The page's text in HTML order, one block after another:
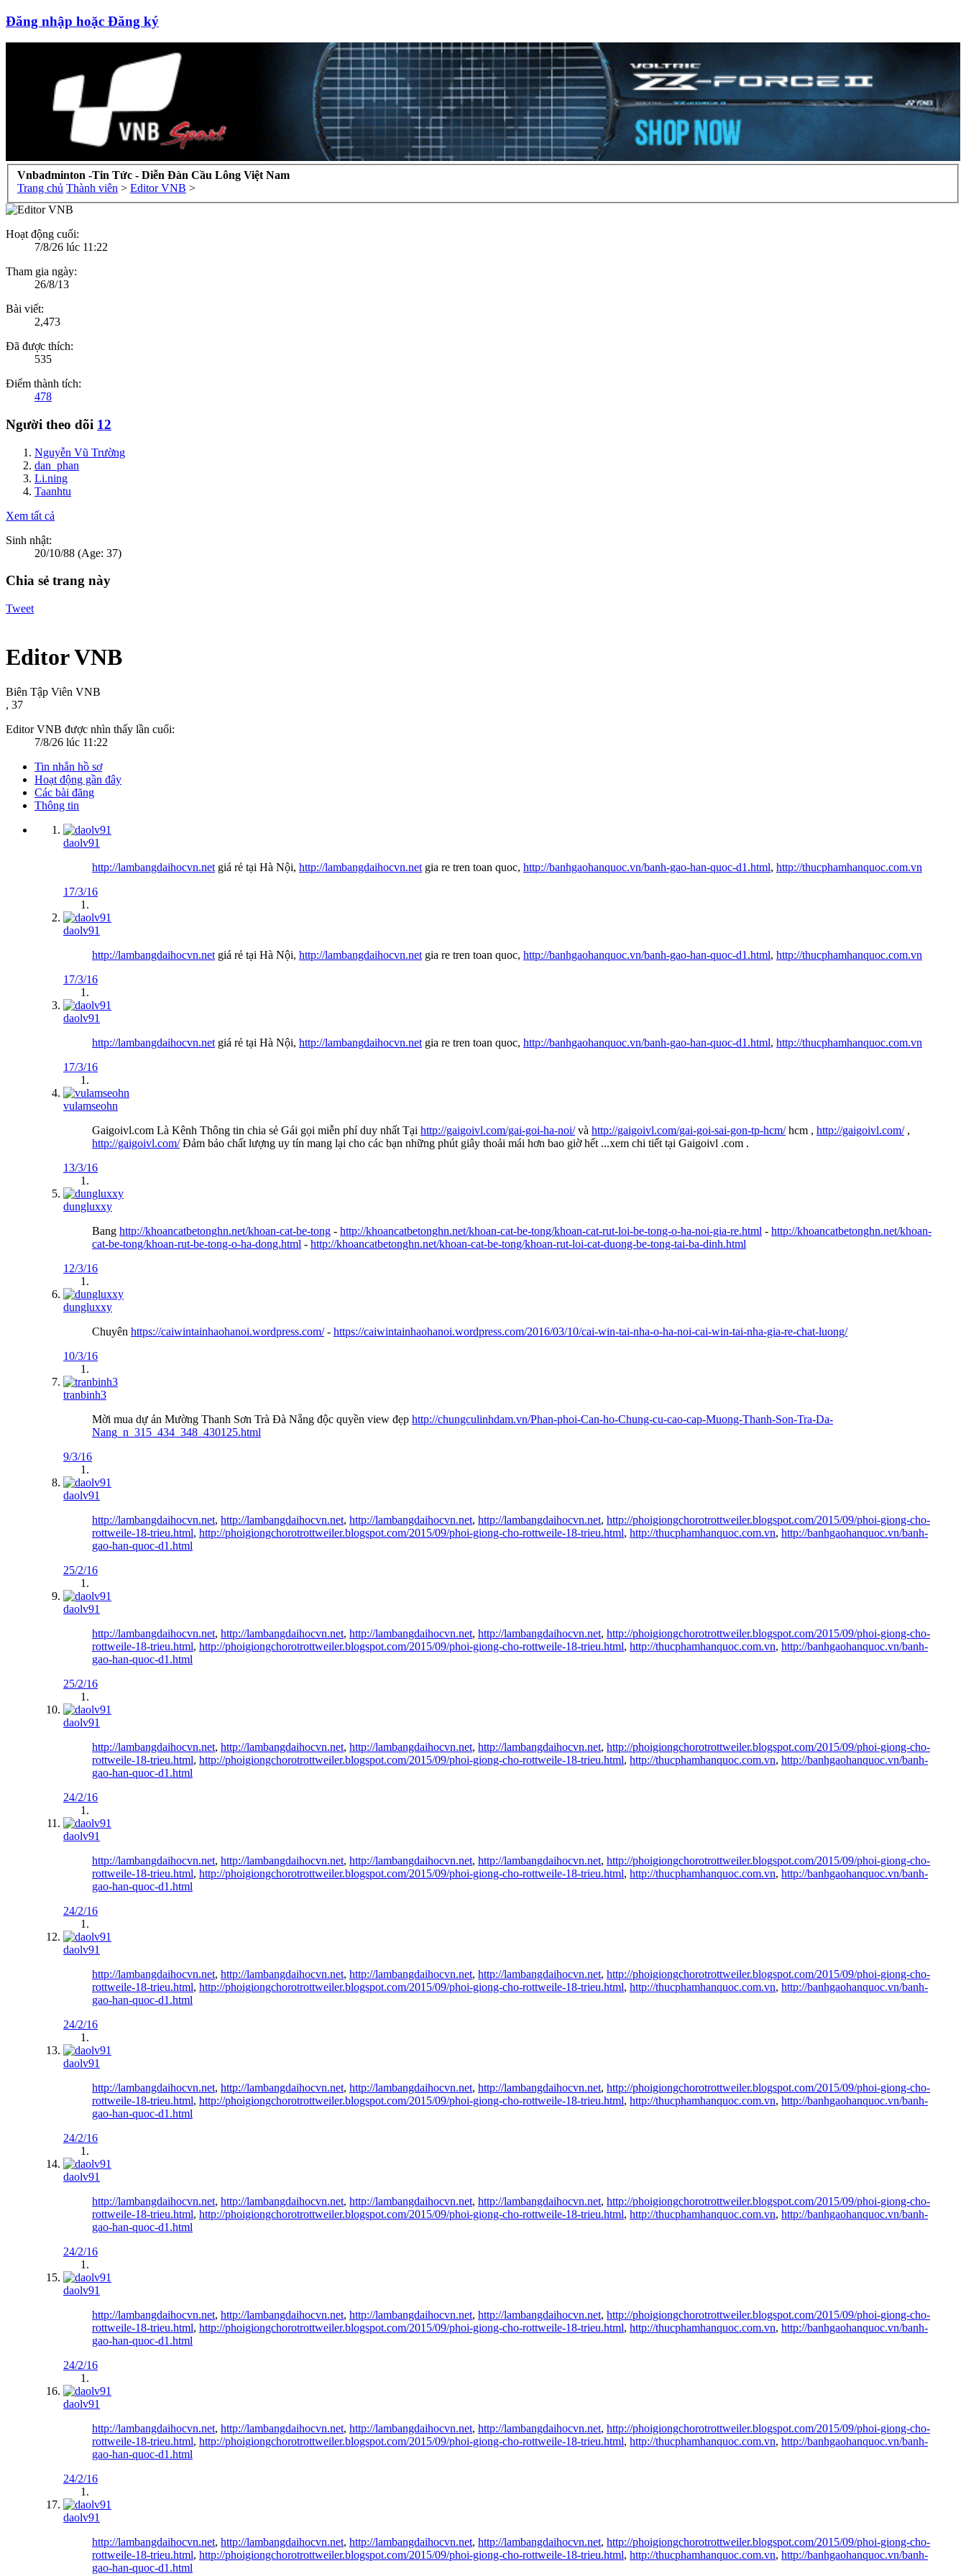
Đăng nhập hoặc Đăng ký
Vnbadminton -Tin Tức - Diễn Đàn Cầu Lông Việt Nam
Trang chủ Thành viên > Editor VNB >
Hoạt động cuối:
7/8/26 lúc 11:22
Tham gia ngày:
26/8/13
Bài viết:
2,473
Đã được thích:
535
Điểm thành tích:
478
Người theo dõi 12
Nguyễn Vũ Trường
dan_phan
Li.ning
Taanhtu
Xem tất cả
Sinh nhật:
20/10/88 (Age: 37)
Chia sẻ trang này
Tweet
Editor VNB
Biên Tập Viên VNB
, 37
Editor VNB được nhìn thấy lần cuối:
7/8/26 lúc 11:22
Tin nhắn hồ sơ
Hoạt động gần đây
Các bài đăng
Thông tin
daolv91
http://lambangdaihocvn.net giá rẻ tại Hà Nội, http://lambangdaihocvn.net gia re tren toan quoc, http://banhgaohanquoc.vn/banh-gao-han-quoc-d1.html, http://thucphamhanquoc.com.vn
17/3/16
daolv91
http://lambangdaihocvn.net giá rẻ tại Hà Nội, http://lambangdaihocvn.net gia re tren toan quoc, http://banhgaohanquoc.vn/banh-gao-han-quoc-d1.html, http://thucphamhanquoc.com.vn
17/3/16
daolv91
http://lambangdaihocvn.net giá rẻ tại Hà Nội, http://lambangdaihocvn.net gia re tren toan quoc, http://banhgaohanquoc.vn/banh-gao-han-quoc-d1.html, http://thucphamhanquoc.com.vn
17/3/16
vulamseohn
Gaigoivl.com Là Kênh Thông tin chia sẻ Gái gọi miễn phí duy nhất Tại http://gaigoivl.com/gai-goi-ha-noi/và http://gaigoivl.com/gai-goi-sai-gon-tp-hcm/hcm , http://gaigoivl.com/,
http://gaigoivl.com/Đảm bảo chất lượng uy tín mang lại cho các bạn những phút giây thoải mái hơn bao giờ hết ...xem chi tiết tại Gaigoivl .com .
13/3/16
dungluxxy
Bang http://khoancatbetonghn.net/khoan-cat-be-tong - http://khoancatbetonghn.net/khoan-cat-be-tong/khoan-cat-rut-loi-be-tong-o-ha-noi-gia-re.html - http://khoancatbetonghn.net/khoan-
cat-be-tong/khoan-rut-be-tong-o-ha-dong.html - http://khoancatbetonghn.net/khoan-cat-be-tong/khoan-rut-loi-cat-duong-be-tong-tai-ba-dinh.html
12/3/16
dungluxxy
Chuyên https://caiwintainhaohanoi.wordpress.com/- https://caiwintainhaohanoi.wordpress.com/2016/03/10/cai-win-tai-nha-o-ha-noi-cai-win-tai-nha-gia-re-chat-luong/
10/3/16
tranbinh3
Mời mua dự án Mường Thanh Sơn Trà Đà Nẵng độc quyền view đẹp http://chungculinhdam.vn/Phan-phoi-Can-ho-Chung-cu-cao-cap-Muong-Thanh-Son-Tra-Da-
Nang_n_315_434_348_430125.html
9/3/16
daolv91
http://lambangdaihocvn.net, http://lambangdaihocvn.net, http://lambangdaihocvn.net, http://lambangdaihocvn.net, http://phoigiongchorotrottweiler.blogspot.com/2015/09/phoi-giong-cho-
rottweile-18-trieu.html, http://phoigiongchorotrottweiler.blogspot.com/2015/09/phoi-giong-cho-rottweile-18-trieu.html, http://thucphamhanquoc.com.vn, http://banhgaohanquoc.vn/banh-
gao-han-quoc-d1.html
25/2/16
daolv91
http://lambangdaihocvn.net, http://lambangdaihocvn.net, http://lambangdaihocvn.net, http://lambangdaihocvn.net, http://phoigiongchorotrottweiler.blogspot.com/2015/09/phoi-giong-cho-
rottweile-18-trieu.html, http://phoigiongchorotrottweiler.blogspot.com/2015/09/phoi-giong-cho-rottweile-18-trieu.html, http://thucphamhanquoc.com.vn, http://banhgaohanquoc.vn/banh-
gao-han-quoc-d1.html
25/2/16
daolv91
http://lambangdaihocvn.net, http://lambangdaihocvn.net, http://lambangdaihocvn.net, http://lambangdaihocvn.net, http://phoigiongchorotrottweiler.blogspot.com/2015/09/phoi-giong-cho-
rottweile-18-trieu.html, http://phoigiongchorotrottweiler.blogspot.com/2015/09/phoi-giong-cho-rottweile-18-trieu.html, http://thucphamhanquoc.com.vn, http://banhgaohanquoc.vn/banh-
gao-han-quoc-d1.html
24/2/16
daolv91
http://lambangdaihocvn.net, http://lambangdaihocvn.net, http://lambangdaihocvn.net, http://lambangdaihocvn.net, http://phoigiongchorotrottweiler.blogspot.com/2015/09/phoi-giong-cho-
rottweile-18-trieu.html, http://phoigiongchorotrottweiler.blogspot.com/2015/09/phoi-giong-cho-rottweile-18-trieu.html, http://thucphamhanquoc.com.vn, http://banhgaohanquoc.vn/banh-
gao-han-quoc-d1.html
24/2/16
daolv91
http://lambangdaihocvn.net, http://lambangdaihocvn.net, http://lambangdaihocvn.net, http://lambangdaihocvn.net, http://phoigiongchorotrottweiler.blogspot.com/2015/09/phoi-giong-cho-
rottweile-18-trieu.html, http://phoigiongchorotrottweiler.blogspot.com/2015/09/phoi-giong-cho-rottweile-18-trieu.html, http://thucphamhanquoc.com.vn, http://banhgaohanquoc.vn/banh-
gao-han-quoc-d1.html
24/2/16
daolv91
http://lambangdaihocvn.net, http://lambangdaihocvn.net, http://lambangdaihocvn.net, http://lambangdaihocvn.net, http://phoigiongchorotrottweiler.blogspot.com/2015/09/phoi-giong-cho-
rottweile-18-trieu.html, http://phoigiongchorotrottweiler.blogspot.com/2015/09/phoi-giong-cho-rottweile-18-trieu.html, http://thucphamhanquoc.com.vn, http://banhgaohanquoc.vn/banh-
gao-han-quoc-d1.html
24/2/16
daolv91
http://lambangdaihocvn.net, http://lambangdaihocvn.net, http://lambangdaihocvn.net, http://lambangdaihocvn.net, http://phoigiongchorotrottweiler.blogspot.com/2015/09/phoi-giong-cho-
rottweile-18-trieu.html, http://phoigiongchorotrottweiler.blogspot.com/2015/09/phoi-giong-cho-rottweile-18-trieu.html, http://thucphamhanquoc.com.vn, http://banhgaohanquoc.vn/banh-
gao-han-quoc-d1.html
24/2/16
daolv91
http://lambangdaihocvn.net, http://lambangdaihocvn.net, http://lambangdaihocvn.net, http://lambangdaihocvn.net, http://phoigiongchorotrottweiler.blogspot.com/2015/09/phoi-giong-cho-
rottweile-18-trieu.html, http://phoigiongchorotrottweiler.blogspot.com/2015/09/phoi-giong-cho-rottweile-18-trieu.html, http://thucphamhanquoc.com.vn, http://banhgaohanquoc.vn/banh-
gao-han-quoc-d1.html
24/2/16
daolv91
http://lambangdaihocvn.net, http://lambangdaihocvn.net, http://lambangdaihocvn.net, http://lambangdaihocvn.net, http://phoigiongchorotrottweiler.blogspot.com/2015/09/phoi-giong-cho-
rottweile-18-trieu.html, http://phoigiongchorotrottweiler.blogspot.com/2015/09/phoi-giong-cho-rottweile-18-trieu.html, http://thucphamhanquoc.com.vn, http://banhgaohanquoc.vn/banh-
gao-han-quoc-d1.html
24/2/16
daolv91
http://lambangdaihocvn.net, http://lambangdaihocvn.net, http://lambangdaihocvn.net, http://lambangdaihocvn.net, http://phoigiongchorotrottweiler.blogspot.com/2015/09/phoi-giong-cho-
rottweile-18-trieu.html, http://phoigiongchorotrottweiler.blogspot.com/2015/09/phoi-giong-cho-rottweile-18-trieu.html, http://thucphamhanquoc.com.vn, http://banhgaohanquoc.vn/banh-
gao-han-quoc-d1.html